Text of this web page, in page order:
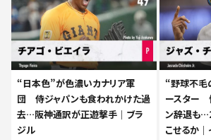
“日本色”が色濃いカナリア軍
団 侍ジャパンも食われかけた過
去…阪神通訳が正遊撃手｜ブラ
ジル
“野球不毛
ースター
ン辞退も
こせるか｜